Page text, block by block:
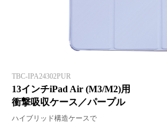
TBC-IPA24302PUR
13インチiPad Air (M3/M2)用
衝撃吸収ケース／パープル
ハイブリッド構造ケースで